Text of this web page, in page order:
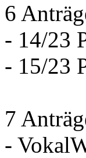
6
- 14/23
- 15/23
7
-